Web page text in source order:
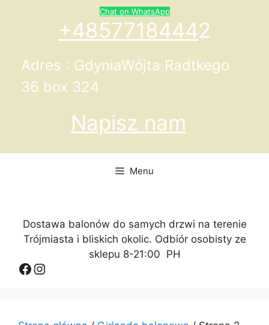
Chat on WhatsApp
+48577184442
Adres : GdyniaWójta Radtkego
36 box 324
Napisz nam
Menu
Dostawa balonów do samych drzwi na terenie
Trójmiasta i bliskich okolic. Odbiór osobisty ze
sklepu 8-21:00 PH
Facebook
Instagram